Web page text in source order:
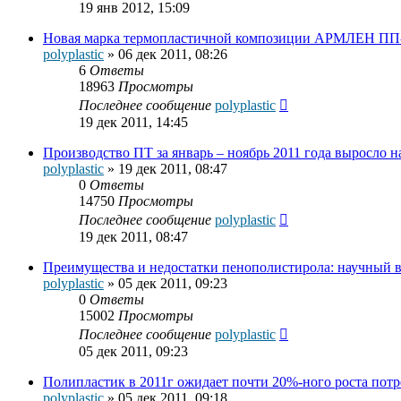
19 янв 2012, 15:09
Новая марка термопластичной композиции АРМЛЕН
polyplastic » 06 дек 2011, 08:26
6 Ответы
18963 Просмотры
Последнее сообщение polyplastic
19 дек 2011, 14:45
Производство ПТ за январь – ноябрь 2011 года выросло
polyplastic » 19 дек 2011, 08:47
0 Ответы
14750 Просмотры
Последнее сообщение polyplastic
19 дек 2011, 08:47
Преимущества и недостатки пенополистирола: научный
polyplastic » 05 дек 2011, 09:23
0 Ответы
15002 Просмотры
Последнее сообщение polyplastic
05 дек 2011, 09:23
Полипластик в 2011г ожидает почти 20%-ного роста